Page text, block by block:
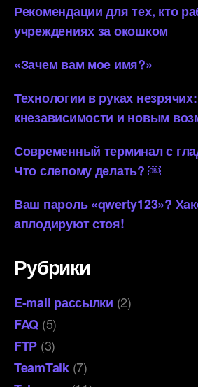
Рекомендации для тех, кто
учреждениях за окошком
«Зачем вам мое имя?»
Технологии в руках
кнезависимости и новым
Современный терминал с
Что слепому делать? ￼
Ваш пароль «qwerty123»?
аплодируют стоя!
Рубрики
E-mail рассылки (2)
FAQ (5)
FTP (3)
TeamTalk(7)